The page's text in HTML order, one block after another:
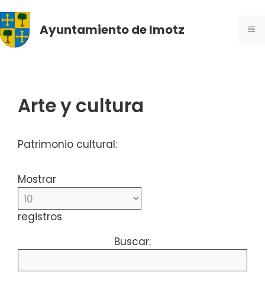
al
contenidoAyuntamiento de Imotz
Arte y cultura
Patrimonio cultural:
Mostrar
registros
Buscar: